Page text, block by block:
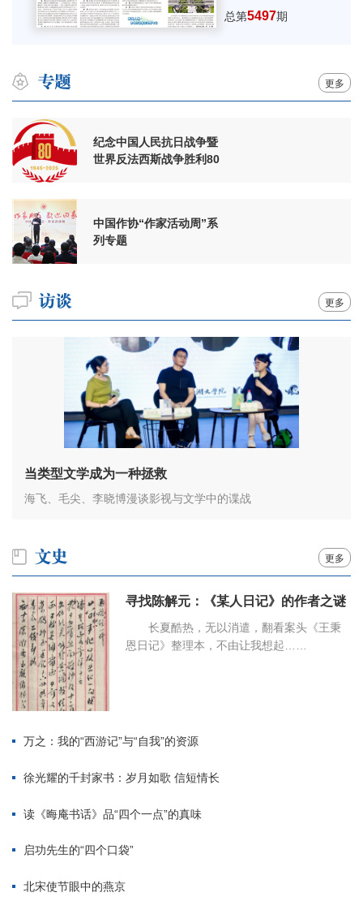
总第5497期
更多
纪念中国人民抗日战争暨
世界反法西斯战争胜利80
中国作协“作家活动周”系
列专题
更多
当类型文学成为一种拯救
海飞、毛尖、李晓博漫谈影视与文学中的谍战
更多
寻找陈解元：《某人日记》的作者之谜
长夏酷热，无以消遣，翻看案头《王秉
恩日记》整理本，不由让我想起……
万之：我的“西游记”与“自我”的资源
徐光耀的千封家书：岁月如歌 信短情长
读《晦庵书话》品“四个一点”的真味
启功先生的“四个口袋”
北宋使节眼中的燕京